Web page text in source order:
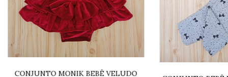
CONJUNTO MONIK BEBÊ VELUDO